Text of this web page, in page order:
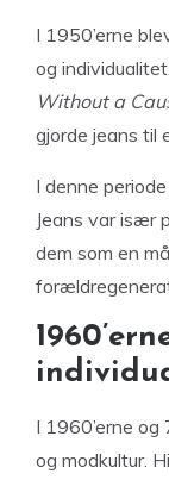
I 1950’erne
og
Without a
gjorde jeans til
I denne
Jeans var især
dem som en
I 1960’erne og
og modkultur.